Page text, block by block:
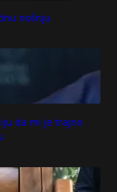
nošnju
da mi je trajno